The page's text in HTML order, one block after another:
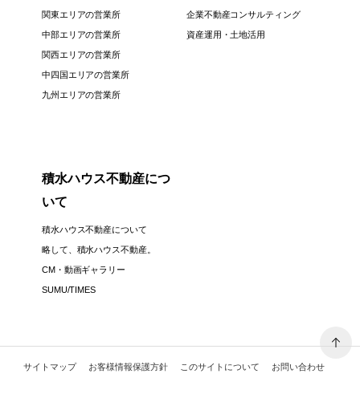
関東エリアの営業所
中部エリアの営業所
関西エリアの営業所
中四国エリアの営業所
九州エリアの営業所
企業不動産コンサルティング
資産運用・土地活用
積水ハウス不動産につ
いて
積水ハウス不動産について
略して、積水ハウス不動産。
CM・動画ギャラリー
SUMU/TIMES
サイトマップ お客様情報保護方針 このサイトについて お問い合わせ